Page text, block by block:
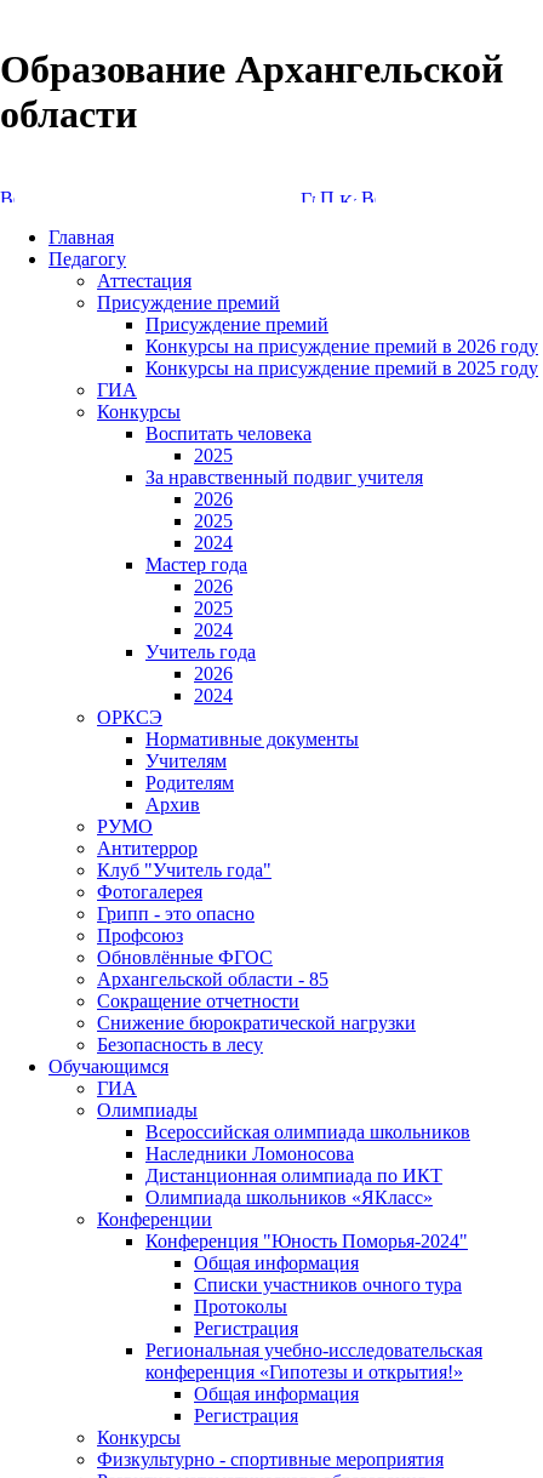
Образование Архангельской
области
Главная
Педагогу
Аттестация
Присуждение премий
Присуждение премий
Конкурсы на присуждение премий в 2026 году
Конкурсы на присуждение премий в 2025 году
ГИА
Конкурсы
Воспитать человека
2025
За нравственный подвиг учителя
2026
2025
2024
Мастер года
2026
2025
2024
Учитель года
2026
2024
ОРКСЭ
Нормативные документы
Учителям
Родителям
Архив
РУМО
Антитеррор
Клуб "Учитель года"
Фотогалерея
Грипп - это опасно
Профсоюз
Обновлённые ФГОС
Архангельской области - 85
Сокращение отчетности
Снижение бюрократической нагрузки
Безопасность в лесу
Обучающимся
ГИА
Олимпиады
Всероссийская олимпиада школьников
Наследники Ломоносова
Дистанционная олимпиада по ИКТ
Олимпиада школьников «ЯКласс»
Конференции
Конференция "Юность Поморья-2024"
Общая информация
Списки участников очного тура
Протоколы
Регистрация
Региональная учебно-исследовательская
конференция «Гипотезы и открытия!»
Общая информация
Регистрация
Конкурсы
Физкультурно - спортивные мероприятия